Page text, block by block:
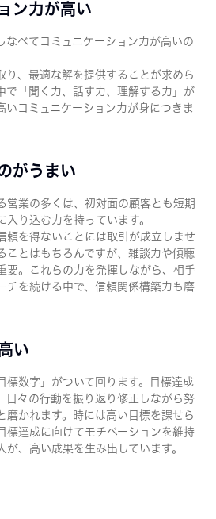
ン力が高い
なべてコミュニケーション力が高いの
り、最適な解を提供することが求めら
で「聞く力、話す力、理解する力」が
いコミュニケーション力が身につきま
がうまい
営業の多くは、初対面の顧客とも短期
入り込む力を持っています。
頼を得ないことには取引が成立しませ
ことはもちろんですが、雑談力や傾聴
要。これらの力を発揮しながら、相手
チを続ける中で、信頼関係構築力も磨
い
標数字」がついて回ります。目標達成
日々の行動を振り返り修正しながら努
磨かれます。時には高い目標を課せら
標達成に向けてモチベーションを維持
が、高い成果を生み出しています。